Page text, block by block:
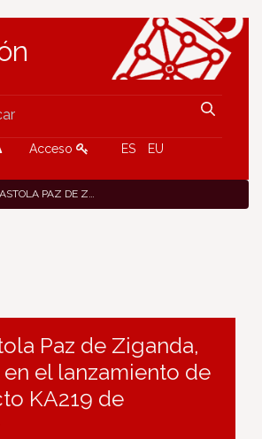
Acceso ES EU
EN CHIPRE EN EL LANZAMIENTO DE SU PROYECTO KA219 DE ERASMUS+
Paz de Ziganda,
el lanzamiento de
KA219 de